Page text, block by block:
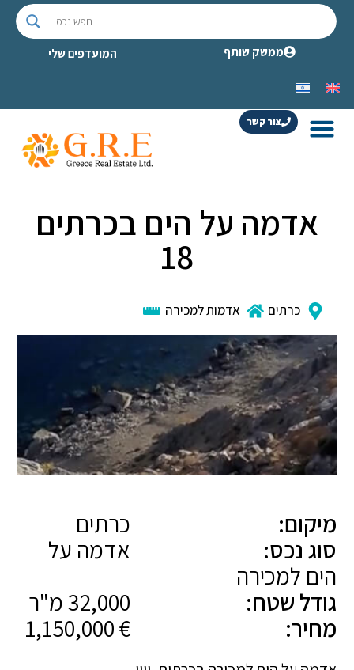
ממשק שותף המועדפים שלי
צור קשר
אדמה על הים בכרתים
18
כרתים אדמות למכירה
מיקום:
כרתים
סוג נכס:
אדמה על
הים למכירה
גודל שטח:
מחיר:
€ 1,150,000